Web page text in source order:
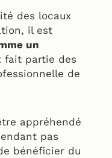
des locaux
il est
un
fait partie des
de
appréhendé
pas
bénéficier du